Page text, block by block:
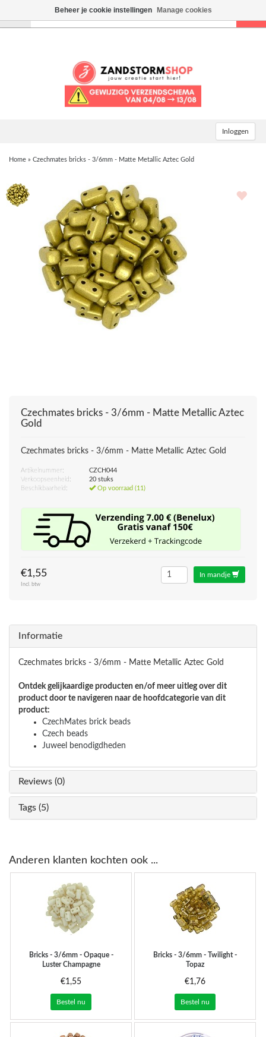
Inloggen
Home » Czechmates bricks - 3/6mm - Matte Metallic Aztec Gold
Czechmates bricks - 3/6mm - Matte Metallic Aztec
Gold
Czechmates bricks - 3/6mm - Matte Metallic Aztec Gold
Artikelnummer:
CZCH044
Verkoopseenheid:
20 stuks
Beschikbaarheid:
Op voorraad (11)
€1,55
Incl. btw
In mandje
Informatie
Czechmates bricks - 3/6mm - Matte Metallic Aztec Gold
Ontdek gelijkaardige producten en/of meer uitleg over dit
product door te navigeren naar de hoofdcategorie van dit
product:
CzechMates brick beads
Czech beads
Juweel benodigdheden
Reviews (0)
Tags (5)
Anderen klanten kochten ook ...
Bricks - 3/6mm - Opaque -
Luster Champagne
€1,55
Bestel nu
Bricks - 3/6mm - Twilight -
Topaz
€1,76
Bestel nu
Beheer je cookie instellingen Manage cookies